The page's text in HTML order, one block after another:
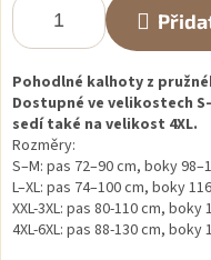
Pohodlné kalhoty z
Dostupné ve velikostech
sedí také na velikost 4XL.
Rozměry:
S–M: pas 72–90 cm, boky
L–XL: pas 74–100 cm, boky
XXL-3XL: pas 80-110 cm,
4XL-6XL: pas 88-130 cm,